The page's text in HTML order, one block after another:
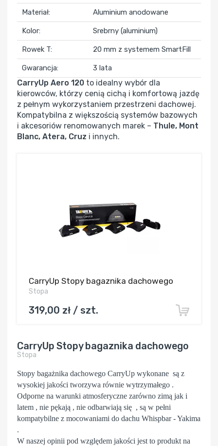
Materiał: Aluminium anodowane
Kolor: Srebrny (aluminium)
Rowek T: 20 mm z systemem SmartFill
Gwarancja: 3 lata
CarryUp Aero 120 to idealny wybór dla
kierowców, którzy cenią cichą i komfortową jazdę
z pełnym wykorzystaniem przestrzeni dachowej.
Kompatybilna z większością systemów bazowych
i akcesoriów renomowanych marek – Thule, Mont
Blanc, Atera, Cruz i innych.
CarryUp Stopy bagaznika dachowego
Stopa
319,00 zł / szt.
CarryUp Stopy bagaznika dachowego
Stopa
Stopy bagażnika dachowego CarryUp wykonane są z
wysokiej jakości tworzywa równie wytrzymałego .
Odporne na warunki atmosferyczne zarówno zimą jak i
latem , nie pękają , nie odbarwiają się , są w pełni
kompatybilne z mocowaniami do dachu Whispbar - Yakima
.
W naszej opinii pod względem jakości jest to produkt na